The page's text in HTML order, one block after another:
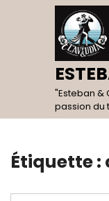
"Esteban &
passion du
Étiquette :